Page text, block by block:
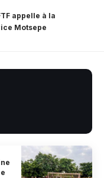
appelle à la
Motsepe